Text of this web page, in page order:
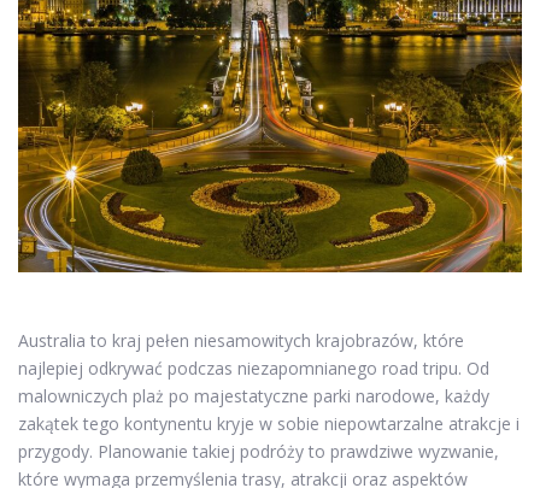
Australia to kraj pełen niesamowitych krajobrazów, które
najlepiej odkrywać podczas niezapomnianego road tripu. Od
malowniczych plaż po majestatyczne parki narodowe, każdy
zakątek tego kontynentu kryje w sobie niepowtarzalne atrakcje i
przygody. Planowanie takiej podróży to prawdziwe wyzwanie,
które wymaga przemyślenia trasy, atrakcji oraz aspektów